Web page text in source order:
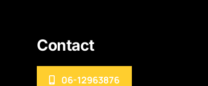
Contact
06-12963876